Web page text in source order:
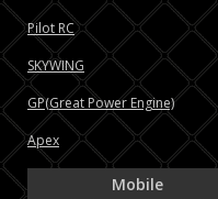
Pilot RC
SKYWING
GP(Great Power Engine)
Apex
Mobile